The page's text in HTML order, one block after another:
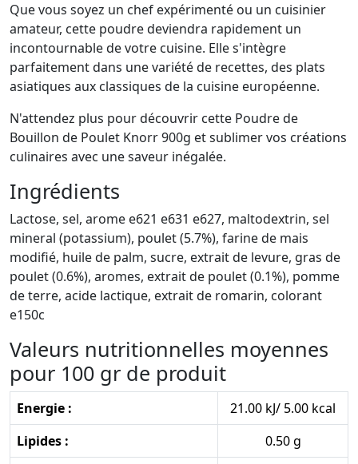
Que vous soyez un chef expérimenté ou un cuisinier
amateur, cette poudre deviendra rapidement un
incontournable de votre cuisine. Elle s'intègre
parfaitement dans une variété de recettes, des plats
asiatiques aux classiques de la cuisine européenne.
N'attendez plus pour découvrir cette Poudre de
Bouillon de Poulet Knorr 900g et sublimer vos créations
culinaires avec une saveur inégalée.
Ingrédients
Lactose, sel, arome e621 e631 e627, maltodextrin, sel
mineral (potassium), poulet (5.7%), farine de mais
modifié, huile de palm, sucre, extrait de levure, gras de
poulet (0.6%), aromes, extrait de poulet (0.1%), pomme
de terre, acide lactique, extrait de romarin, colorant
e150c
Valeurs nutritionnelles moyennes
pour 100 gr de produit
Energie :
21.00 kJ/ 5.00 kcal
Lipides :
0.50 g